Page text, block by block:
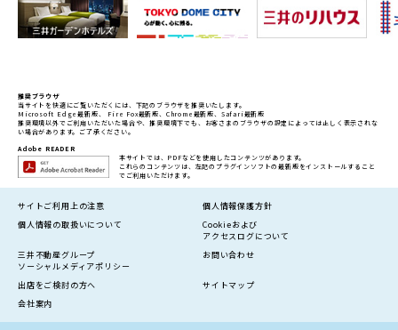
推奨ブラウザ
当サイトを快適にご覧いただくには、下記のブラウザを推奨いたします。
Microsoft Edge最新版、 Fire Fox最新版、Chrome最新版、Safari最新版
推奨環境以外でご利用いただいた場合や、推奨環境下でも、お客さまのブラウザの設定によっては正しく表示されな
い場合があります。ご了承ください。
Adobe READER
本サイトでは、PDFなどを使用したコンテンツがあります。
これらのコンテンツは、左記のプラグインソフトの最新版をインストールすること
でご利用いただけます。
サイトご利用上の注意
個人情報保護方針
個人情報の取扱いについて
Cookieおよび
アクセスログについて
三井不動産グループ
ソーシャルメディアポリシー
お問い合わせ
出店をご検討の方へ
サイトマップ
会社案内